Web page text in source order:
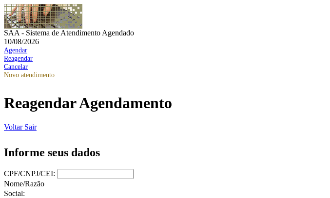
SAA - Sistema de Atendimento Agendado
10/08/2026
Agendar
Reagendar
Cancelar
Novo atendimento
Reagendar Agendamento
Voltar Sair
Informe seus dados
CPF/CNPJ/CEI:
Nome/Razão
Social: